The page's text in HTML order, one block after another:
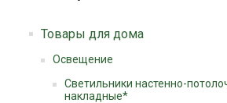
Товары для дома
Освещение
Светильники настенно-
накладные*